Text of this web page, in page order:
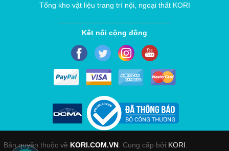
Tổng kho vật liệu trang trí nội, ngoại thất KORI
Kết nối cộng đồng
Bản quyền thuộc về KORI.COM.VN. Cung cấp bởi KORI.